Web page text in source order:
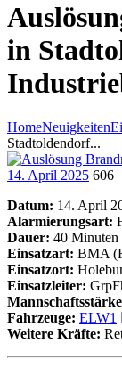
in
HomeNeuigkeiten
Stadtoldendorf...
14. April 2025 606
Datum: 14. April
Alarmierungsart:
Dauer: 40 Minuten
Einsatzart: BMA
Einsatzort:
Einsatzleiter:
Fahrzeuge: ELW1
Weitere Kräfte: